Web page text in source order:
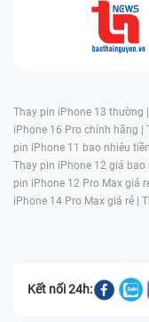
Thay pin iPhone 13 thường |
iPhone 16 Pro chính hãng |
pin iPhone 11 bao nhiêu
Thay pin iPhone 12 giá bao
pin iPhone 12 Pro Max giá
iPhone 14 Pro Max giá rẻ |
Kết nối 24h: